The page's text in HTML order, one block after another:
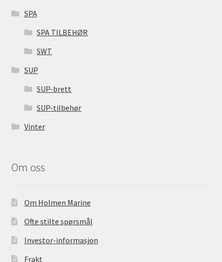
SPA
SPA TILBEHØR
SWT
SUP
SUP-brett
SUP-tilbehør
Vinter
Om oss
Om Holmen Marine
Ofte stilte spørsmål
Investor-informasjon
Frakt